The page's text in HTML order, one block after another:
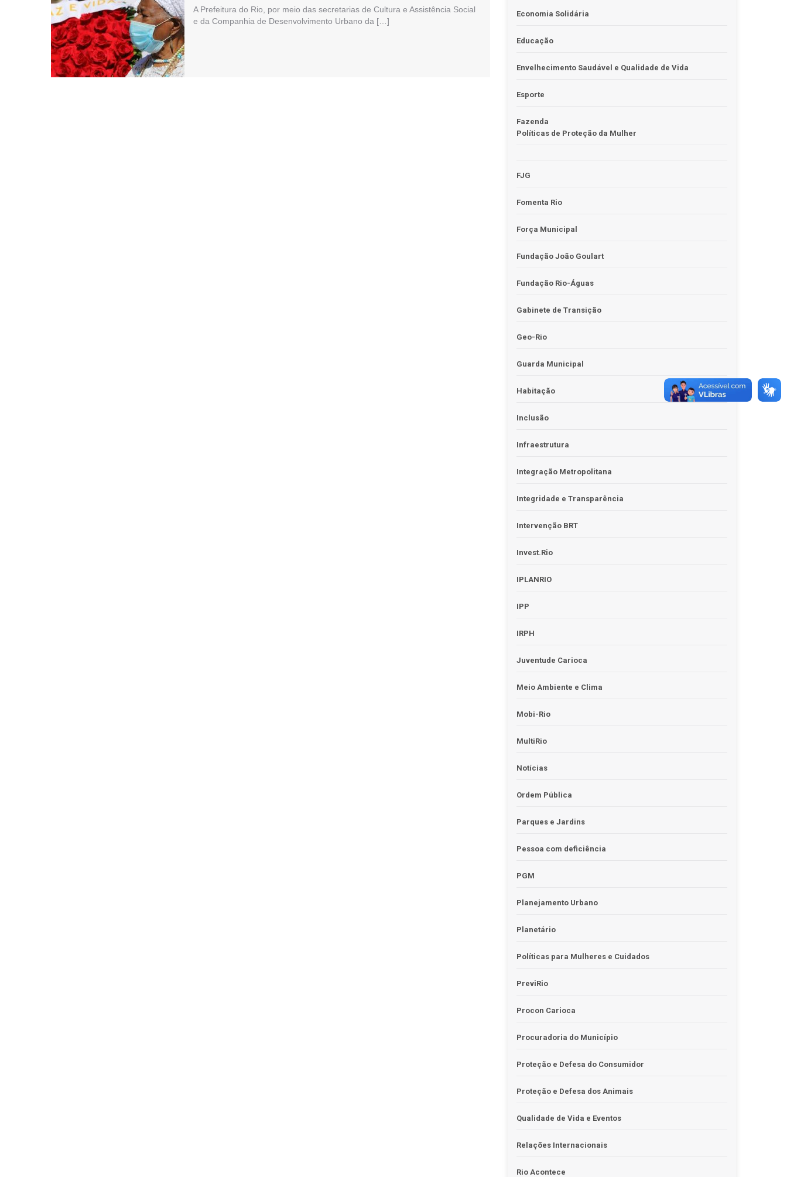
A Prefeitura do Rio, por meio das secretarias de Cultura e Assistência Social
e da Companhia de Desenvolvimento Urbano da […]
Economia Solidária
Educação
Envelhecimento Saudável e Qualidade de Vida
Esporte
Fazenda
Políticas de Proteção da Mulher
FJG
Fomenta Rio
Força Municipal
Fundação João Goulart
Fundação Rio-Águas
Gabinete de Transição
Geo-Rio
Guarda Municipal
Habitação
Inclusão
Infraestrutura
Integração Metropolitana
Integridade e Transparência
Intervenção BRT
Invest.Rio
IPLANRIO
IPP
IRPH
Juventude Carioca
Meio Ambiente e Clima
Mobi-Rio
MultiRio
Notícias
Ordem Pública
Parques e Jardins
Pessoa com deficiência
PGM
Planejamento Urbano
Planetário
Políticas para Mulheres e Cuidados
PreviRio
Procon Carioca
Procuradoria do Município
Proteção e Defesa do Consumidor
Proteção e Defesa dos Animais
Qualidade de Vida e Eventos
Relações Internacionais
Rio Acontece